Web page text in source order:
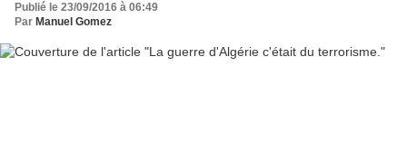
Publié le 23/09/2016 à 06:49
Par Manuel Gomez